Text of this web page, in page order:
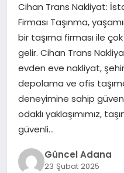
Cihan Trans Nakliyat:
Firması Taşınma,
bir taşıma firması ile
gelir. Cihan Trans
evden eve nakliyat,
depolama ve ofis
deneyimine sahip
odaklı yaklaşımımız,
güvenli…
Güncel Adana
23 Şubat 2025